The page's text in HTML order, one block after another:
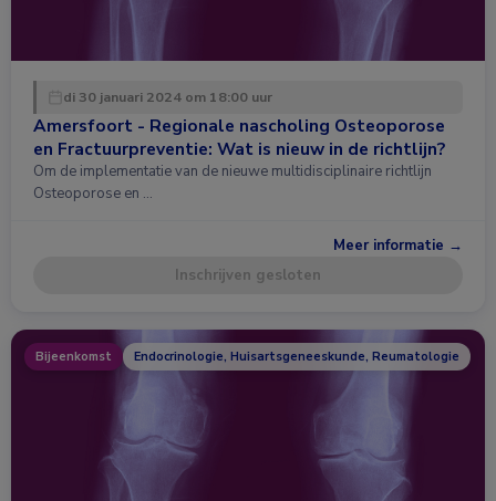
di 30 januari 2024 om 18:00 uur
Amersfoort - Regionale nascholing Osteoporose
en Fractuurpreventie: Wat is nieuw in de richtlijn?
Om de implementatie van de nieuwe multidisciplinaire richtlijn
Osteoporose en …
Meer informatie →
Inschrijven gesloten
Bijeenkomst Endocrinologie, Huisartsgeneeskunde, Reumatologie